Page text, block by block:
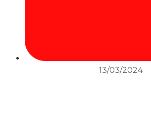
13/03/2024